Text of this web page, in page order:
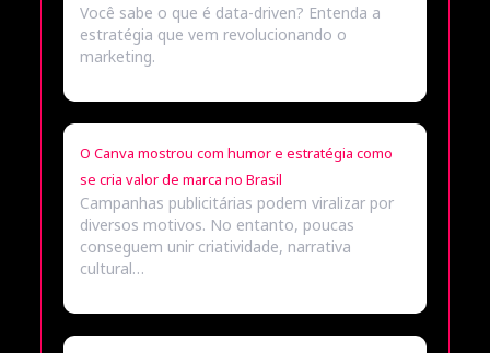
Você sabe o que é data-driven? Entenda a
estratégia que vem revolucionando o
marketing.
O Canva mostrou com humor e estratégia como
se cria valor de marca no Brasil
Campanhas publicitárias podem viralizar por
diversos motivos. No entanto, poucas
conseguem unir criatividade, narrativa
cultural…